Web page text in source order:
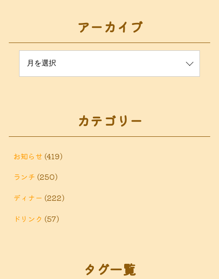
アーカイブ
カテゴリー
お知らせ (419)
ランチ (250)
ディナー (222)
ドリンク (57)
タグ一覧